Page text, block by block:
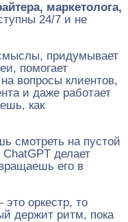
маркетолога,
24/7 и не
придумывает
помогает
вопросы клиентов,
и даже работает
как
смотреть на пустой
делает
его в
оркестр, то
держит ритм, пока